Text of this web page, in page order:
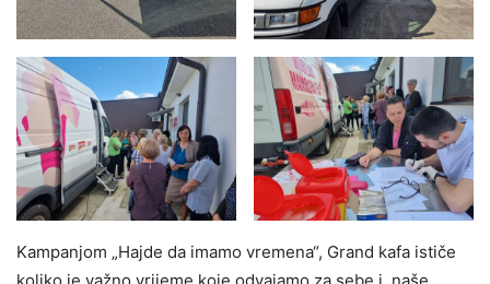
Kampanjom „Hajde da imamo vremena“, Grand kafa ističe